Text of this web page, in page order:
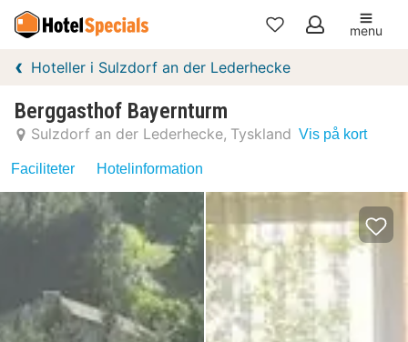
Mine
favoritter
menu
Hoteller i Sulzdorf an der Lederhecke
Berggasthof Bayernturm
Sulzdorf an der Lederhecke Tyskland Vis på kort
Faciliteter Hotelinformation